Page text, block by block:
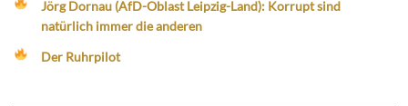
Jörg Dornau (AfD-Oblast Leipzig-Land): Korrupt sind
natürlich immer die anderen
Der Ruhrpilot